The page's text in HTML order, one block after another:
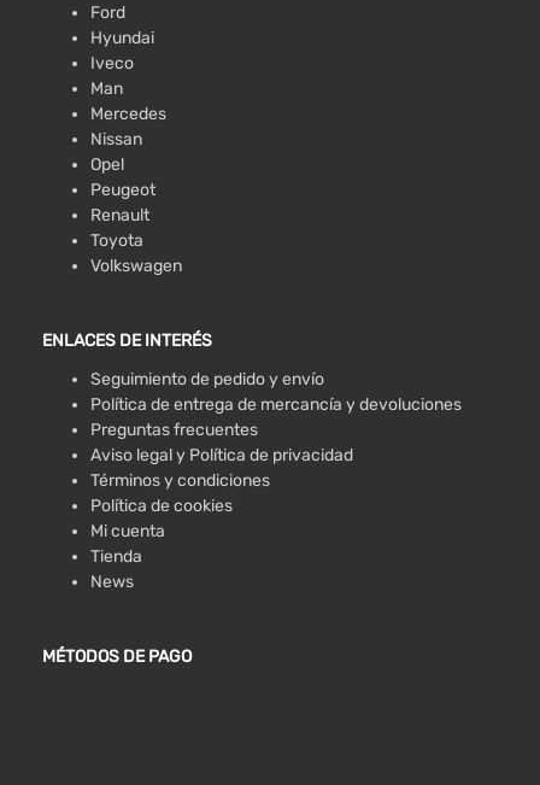
Ford
Hyundai
Iveco
Man
Mercedes
Nissan
Opel
Peugeot
Renault
Toyota
Volkswagen
ENLACES DE INTERÉS
Seguimiento de pedido y envío
Política de entrega de mercancía y devoluciones
Preguntas frecuentes
Aviso legal y Política de privacidad
Términos y condiciones
Política de cookies
Mi cuenta
Tienda
News
MÉTODOS DE PAGO